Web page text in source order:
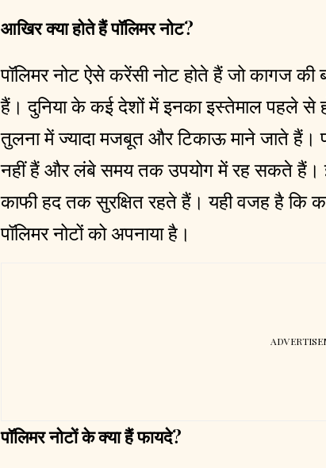
आखिर क्या होते हैं पॉलिमर नोट?
पॉलिमर नोट ऐसे करेंसी नोट होते हैं जो कागज
हैं। दुनिया के कई देशों में इनका इस्तेमाल पहले से
तुलना में ज्यादा मजबूत और टिकाऊ माने जाते हैं।
नहीं हैं और लंबे समय तक उपयोग में रह सकते हैं।
काफी हद तक सुरक्षित रहते हैं। यही वजह है कि
पॉलिमर नोटों को अपनाया है।
पॉलिमर नोटों के क्या हैं फायदे?